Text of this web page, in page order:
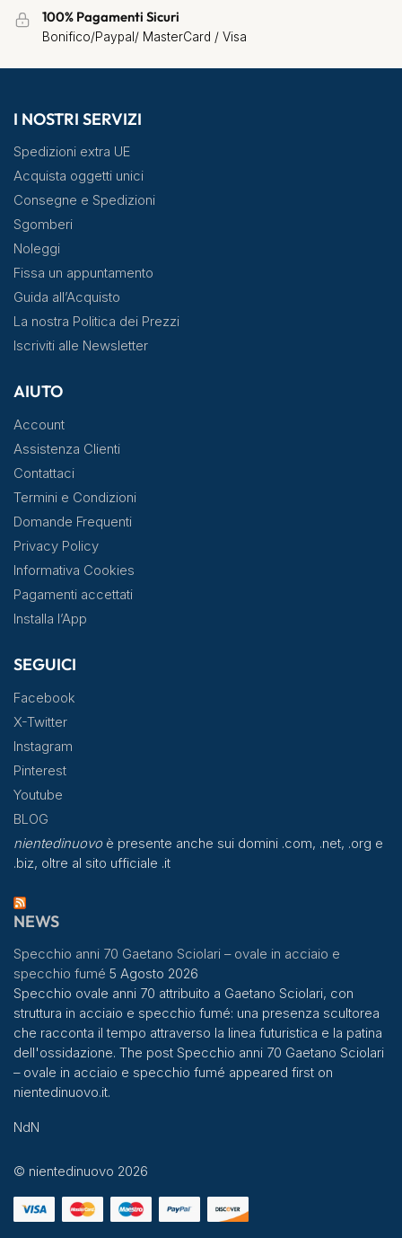
100% Pagamenti Sicuri
Bonifico/Paypal/ MasterCard / Visa
I NOSTRI SERVIZI
Spedizioni extra UE
Acquista oggetti unici
Consegne e Spedizioni
Sgomberi
Noleggi
Fissa un appuntamento
Guida all’Acquisto
La nostra Politica dei Prezzi
Iscriviti alle Newsletter
AIUTO
Account
Assistenza Clienti
Contattaci
Termini e Condizioni
Domande Frequenti
Privacy Policy
Informativa Cookies
Pagamenti accettati
Installa l’App
SEGUICI
Facebook
X-Twitter
Instagram
Pinterest
Youtube
BLOG
nientedinuovoè presente anche sui domini .com, .net, .org e
.biz, oltre al sito ufficiale .it
NEWS
Specchio anni 70 Gaetano Sciolari – ovale in acciaio e
specchio fumé 5 Agosto 2026
Specchio ovale anni 70 attribuito a Gaetano Sciolari, con
struttura in acciaio e specchio fumé: una presenza scultorea
che racconta il tempo attraverso la linea futuristica e la patina
dell'ossidazione. The post Specchio anni 70 Gaetano Sciolari
– ovale in acciaio e specchio fumé appeared first on
nientedinuovo.it.
NdN
© nientedinuovo 2026